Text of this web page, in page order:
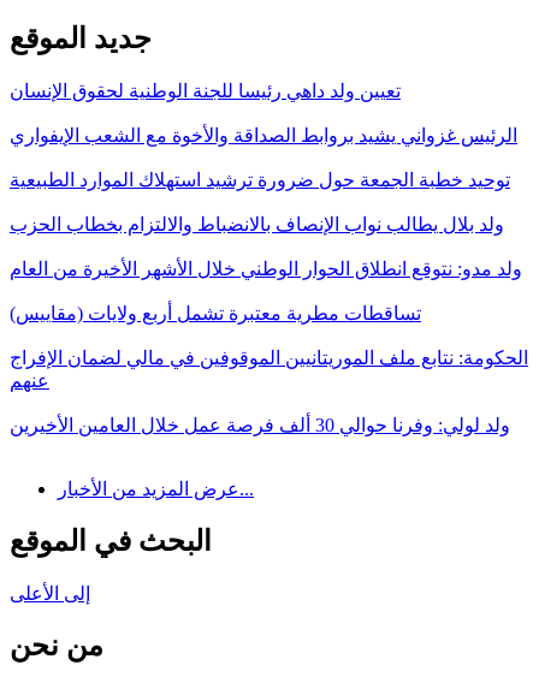
جديد الموقع
تعيين ولد داهي رئيسا للجنة الوطنية لحقوق الإنسان
الرئيس غزواني يشيد بروابط الصداقة والأخوة مع الشعب الإيفواري
توحيد خطبة الجمعة حول ضرورة ترشيد استهلاك الموارد الطبيعية
ولد بلال يطالب نواب الإنصاف بالانضباط والالتزام بخطاب الحزب
ولد مدو: نتوقع انطلاق الحوار الوطني خلال الأشهر الأخيرة من العام
تساقطات مطرية معتبرة تشمل أربع ولايات (مقاييس)
الحكومة: نتابع ملف الموريتانيين الموقوفين في مالي لضمان الإفراج
عنهم
ولد لولي: وفرنا حوالي 30 ألف فرصة عمل خلال العامين الأخيرين
عرض المزيد من الأخبار...
البحث في الموقع
إلى الأعلى
من نحن